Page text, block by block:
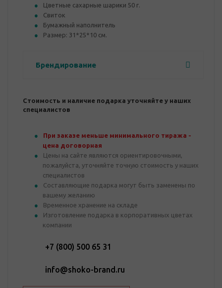
Цветные сахарные шарики 50 г.
Свиток
Бумажный наполнитель
Размер: 31*25*10 см.
Брендирование
Стоимость и наличие подарка уточняйте у наших
специалистов
При заказе меньше минимального тиража -
цена договорная
Цены на сайте являются ориентировочными,
пожалуйста, уточняйте точную стоимость у наших
специалистов
Составляющие подарка могут быть заменены по
вашему желанию
Временное хранение на складе
Изготовление подарка в корпоративных цветах
компании
+7 (800) 500 65 31
info@shoko-brand.ru